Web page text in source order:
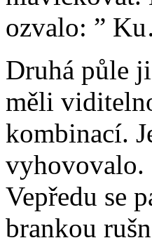
ozvalo: ”
Druhá půle
měli
kombinací.
vyhovovalo.
Vepředu se
brankou